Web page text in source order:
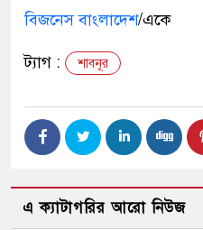
বিজনেস বাংলাদেশ/একে
ট্যাগ : শাবনূর
এ ক্যাটাগরির আরো নিউজ